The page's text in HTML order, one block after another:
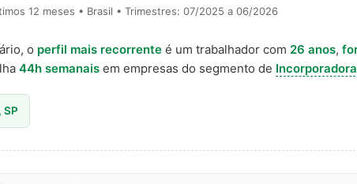
12 meses • Brasil • Trimestres: 07/2025 a 06/2026
o perfil mais recorrente é um trabalhador com 26 anos,
44h semanais em empresas do segmento de
SP